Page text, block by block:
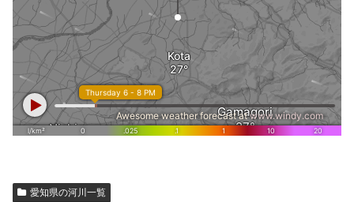
愛知県の河川一覧